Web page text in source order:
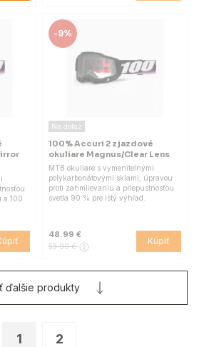
a 100
-9%
Na dotaz
100% Accuri 2 zjazdové
okuliare Magnus/Clear Lens
MTB okuliare s vymeniteľnými
polykarbonátovými sklami, úpravou
proti zahmlievaniu a priepustnosťou
svetla 90 % pre istý výhľad.
48.99 €
53.99 € Kúpiť
1 2
ďalšie produkty